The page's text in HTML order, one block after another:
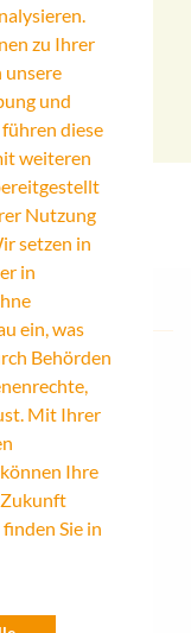
zu Ihrer
unsere
und
diese
weiteren
Nutzung
setzen in
in
ein, was
Behörden
Mit Ihrer
Ihre
Sie in